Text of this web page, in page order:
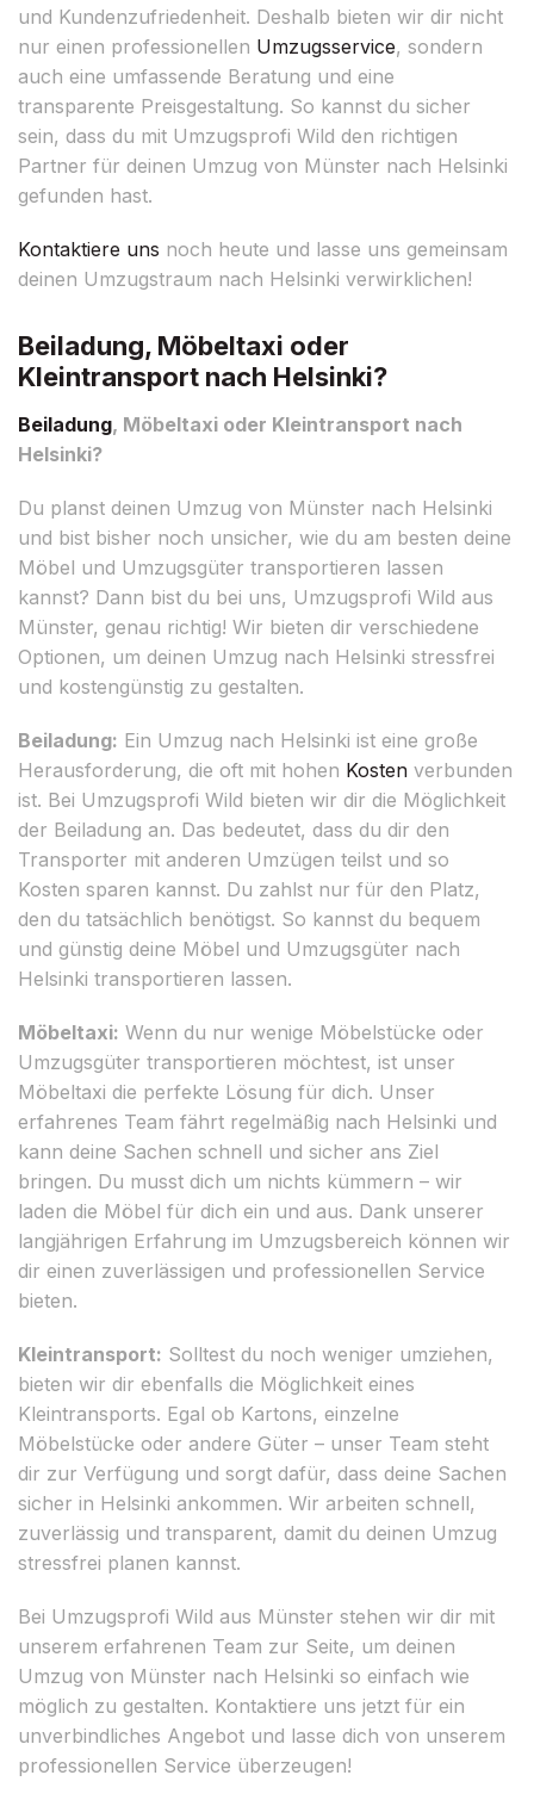
und Kundenzufriedenheit. Deshalb bieten wir dir nicht
nur einen professionellen Umzugsservice, sondern
auch eine umfassende Beratung und eine
transparente Preisgestaltung. So kannst du sicher
sein, dass du mit Umzugsprofi Wild den richtigen
Partner für deinen Umzug von Münster nach Helsinki
gefunden hast.
Kontaktiere uns noch heute und lasse uns gemeinsam
deinen Umzugstraum nach Helsinki verwirklichen!
Beiladung, Möbeltaxi oder
Kleintransport nach Helsinki?
Beiladung, Möbeltaxi oder Kleintransport nach
Helsinki?
Du planst deinen Umzug von Münster nach Helsinki
und bist bisher noch unsicher, wie du am besten deine
Möbel und Umzugsgüter transportieren lassen
kannst? Dann bist du bei uns, Umzugsprofi Wild aus
Münster, genau richtig! Wir bieten dir verschiedene
Optionen, um deinen Umzug nach Helsinki stressfrei
und kostengünstig zu gestalten.
Beiladung: Ein Umzug nach Helsinki ist eine große
Herausforderung, die oft mit hohen Kosten verbunden
ist. Bei Umzugsprofi Wild bieten wir dir die Möglichkeit
der Beiladung an. Das bedeutet, dass du dir den
Transporter mit anderen Umzügen teilst und so
Kosten sparen kannst. Du zahlst nur für den Platz,
den du tatsächlich benötigst. So kannst du bequem
und günstig deine Möbel und Umzugsgüter nach
Helsinki transportieren lassen.
Möbeltaxi: Wenn du nur wenige Möbelstücke oder
Umzugsgüter transportieren möchtest, ist unser
Möbeltaxi die perfekte Lösung für dich. Unser
erfahrenes Team fährt regelmäßig nach Helsinki und
kann deine Sachen schnell und sicher ans Ziel
bringen. Du musst dich um nichts kümmern – wir
laden die Möbel für dich ein und aus. Dank unserer
langjährigen Erfahrung im Umzugsbereich können wir
dir einen zuverlässigen und professionellen Service
bieten.
Kleintransport: Solltest du noch weniger umziehen,
bieten wir dir ebenfalls die Möglichkeit eines
Kleintransports. Egal ob Kartons, einzelne
Möbelstücke oder andere Güter – unser Team steht
dir zur Verfügung und sorgt dafür, dass deine Sachen
sicher in Helsinki ankommen. Wir arbeiten schnell,
zuverlässig und transparent, damit du deinen Umzug
stressfrei planen kannst.
Bei Umzugsprofi Wild aus Münster stehen wir dir mit
unserem erfahrenen Team zur Seite, um deinen
Umzug von Münster nach Helsinki so einfach wie
möglich zu gestalten. Kontaktiere uns jetzt für ein
unverbindliches Angebot und lasse dich von unserem
professionellen Service überzeugen!